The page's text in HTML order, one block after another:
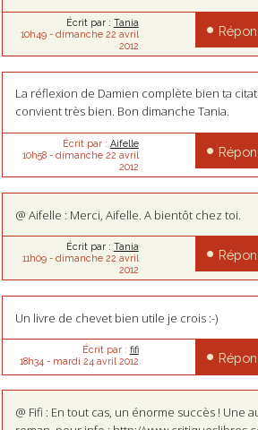
Écrit par : Tania
10h49- dimanche 22 avril
2012
La réflexion de Damien complète bien ta
convient très bien. Bon dimanche Tania.
Écrit par : Aifelle
10h58- dimanche 22 avril
2012
@ Aifelle : Merci, Aifelle. A bientôt chez toi.
Écrit par : Tania
11h09- dimanche 22 avril
2012
Un livre de chevet bien utile je crois :-)
Écrit par : fifi
18h34 - mardi 24 avril 2012
@ Fifi : En tout cas, un énorme succès ! Une